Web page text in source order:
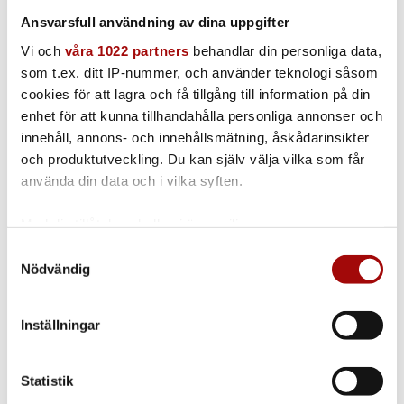
Ansvarsfull användning av dina uppgifter
Vi och våra 1022 partners behandlar din personliga data,
som t.ex. ditt IP-nummer, och använder teknologi såsom
cookies för att lagra och få tillgång till information på din
enhet för att kunna tillhandahålla personliga annonser och
innehåll, annons- och innehållsmätning, åskådarinsikter
och produktutveckling. Du kan själv välja vilka som får
använda din data och i vilka syften.
som kan ha en noggrannhet på upp till flera meter
Du kan ändra eller dra tillbaka ditt samtycke när som
Nödvändig
Inställningar
Statistik
Slangkit
1st
Manschett för slang | 50 mm